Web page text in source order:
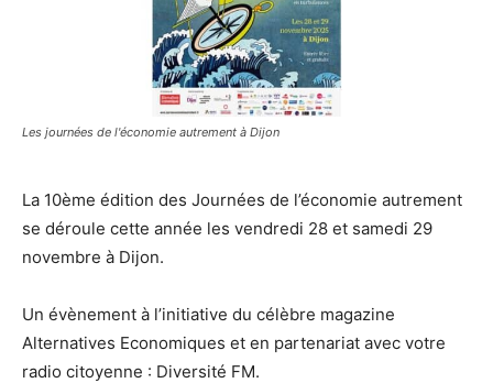
Les journées de l'économie autrement à Dijon
La 10ème édition des Journées de l’économie autrement
se déroule cette année les vendredi 28 et samedi 29
novembre à Dijon.
Un évènement à l’initiative du célèbre magazine
Alternatives Economiques et en partenariat avec votre
radio citoyenne : Diversité FM.